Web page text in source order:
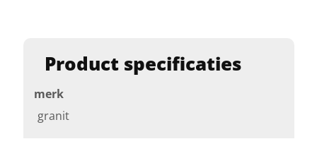
Product specificaties
merk
granit